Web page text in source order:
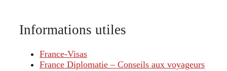
Informations utiles
France-Visas
France Diplomatie – Conseils aux voyageurs